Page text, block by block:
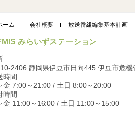
ーム 会社概要 放送番組編集基本計画
みらいずステーション
2406 静岡県伊豆市日向445 伊豆市危機
時間
金 7:00～21:00 / 土日 8:00～20:00
時間
金 11:00～16:00 / 土日 11:00～15:00